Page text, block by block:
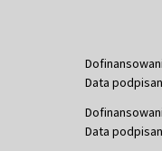
Data
Data